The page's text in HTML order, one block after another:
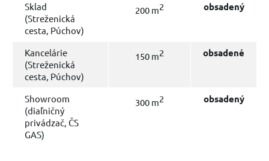
Sklad
(Streženická
cesta, Púchov)
200 m2 obsadený
Kancelárie
(Streženická
cesta, Púchov)
150 m2 obsadené
Showroom
(diaľničný
privádzač, ČS
GAS)
300 m2 obsadený